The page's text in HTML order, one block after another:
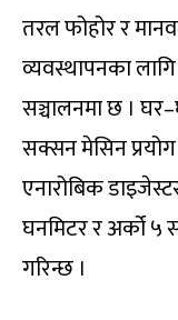
तरल फोहोर र
व्यवस्थापनका
सञ्चालनमा छ ।
सक्सन मेसिन
एनारोबिक
घनमिटर र अर्को ५
गरिन्छ ।